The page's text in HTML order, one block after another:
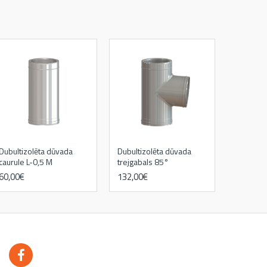
dūvada
L-0,5 M
Dubultizolēta dūvada
trejgabals 85°
132,00€